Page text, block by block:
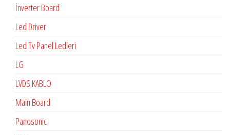
İnverter Board
Led Driver
Led Tv Panel Ledleri
LG
LVDS KABLO
Main Board
Panosonic